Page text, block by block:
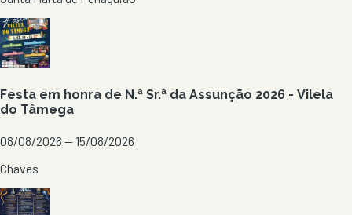
Festa em honra de N.ª Sr.ª da Assunção 2026 - Vilela
do Tâmega
08/08/2026 — 15/08/2026
Chaves